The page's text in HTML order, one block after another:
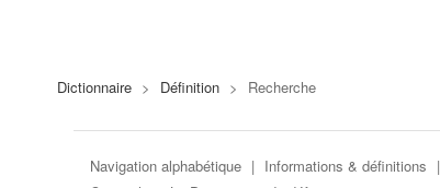
Dictionnaire > Définition > Recherche
Navigation alphabétique | Informations & définitions |